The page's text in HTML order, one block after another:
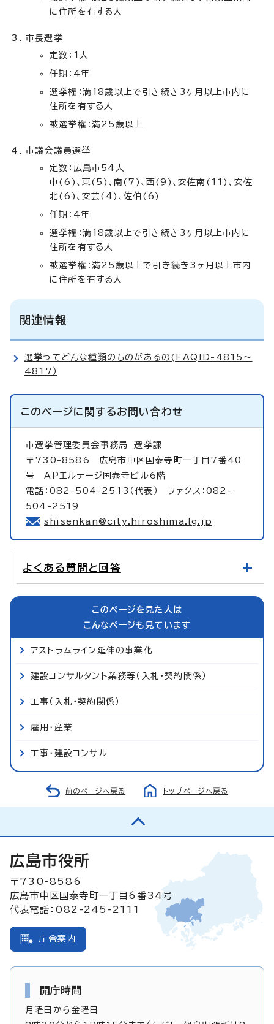
に住所を有する人
市長選挙
定数：1人
任期：4年
選挙権：満18歳以上で引き続き3ヶ月以上市内に
住所を有する人
被選挙権：満25歳以上
市議会議員選挙
定数：広島市54人
中(6)、東(5)、南(7)、西(9)、安佐南(11)、安佐
北(6)、安芸(4)、佐伯(6)
任期：4年
選挙権：満18歳以上で引き続き3ヶ月以上市内に
住所を有する人
被選挙権：満25歳以上で引き続き3ヶ月以上市内
に住所を有する人
関連情報
選挙ってどんな種類のものがあるの(FAQID-4815～
4817）
このページに関するお問い合わせ
市選挙管理委員会事務局選挙課
〒730-8586 広島市中区国泰寺町一丁目7番40
号 APエルテージ国泰寺ビル6階
電話：082-504-2513（代表） ファクス：082-
504-2519
shisenkan@city.hiroshima.lg.jp
よくある質問と回答
このページを見た人は
こんなページも見ています
アストラムライン延伸の事業化
建設コンサルタント業務等（入札・契約関係）
工事（入札・契約関係）
雇用・産業
工事・建設コンサル
前のページへ戻る トップページへ戻る
広島市役所
〒730-8586
広島市中区国泰寺町一丁目6番34号
代表電話：082-245-2111
庁舎案内
開庁時間
月曜日から金曜日